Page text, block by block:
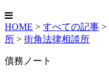
HOME > すべての記事 >
所 > 街角法律相談所
債務ノート